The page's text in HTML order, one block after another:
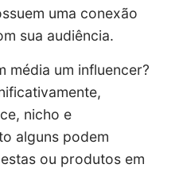
uma conexão
sua audiência.
média um influencer?
nicho e
alguns podem
ou produtos em